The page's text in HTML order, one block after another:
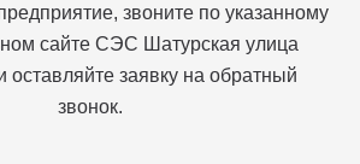
звоните по указанному
сайте СЭС Шатурская улица
оставляйте заявку на обратный
звонок.